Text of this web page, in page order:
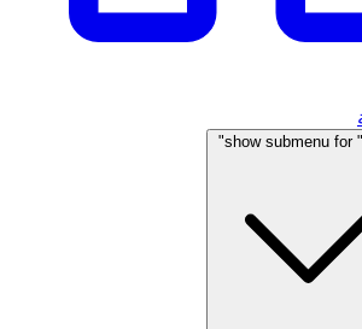
show submenu for